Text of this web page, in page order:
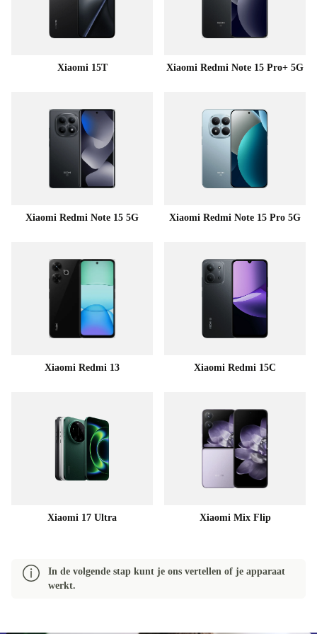
Xiaomi 15T Xiaomi Redmi Note 15 Pro+ 5G
Xiaomi Redmi Note 15 5G Xiaomi Redmi Note 15 Pro 5G
Xiaomi Redmi 13 Xiaomi Redmi 15C
Xiaomi 17 Ultra Xiaomi Mix Flip
In de volgende stap kunt je ons vertellen of je apparaat
werkt.